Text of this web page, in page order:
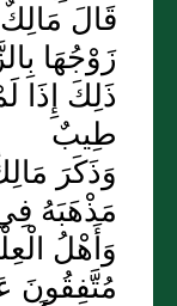
قَالَ
زَوْجُهَا
ذَلِكَ إِذَا
طِيبٌ
وَذَكَرَ
مَذْهَبَهُ
وَأَهْلُ
مُتَّفِقُونَ